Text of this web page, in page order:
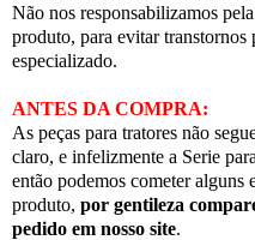
Não nos responsabilizamos
produto, para evitar
especializado.
ANTES DA COMPRA:
As peças para tratores não
claro, e infelizmente a Serie
então podemos cometer alguns
produto, por gentileza
pedido em nosso site.